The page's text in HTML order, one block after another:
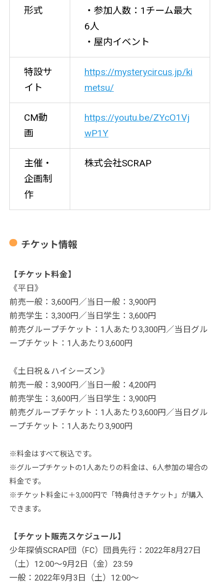
形式
・参加人数：1チーム最大
6人
・屋内イベント
特設サ
イト
https://mysterycircus.jp/ki
metsu/
CM動
画
https://youtu.be/ZYcO1Vj
wP1Y
主催・
企画制
作
株式会社SCRAP
チケット情報
【チケット料金】
《平日》
前売一般：3,600円／当日一般：3,900円
前売学生：3,300円／当日学生：3,600円
前売グループチケット：1人あたり3,300円／当日グル
ープチケット：1人あたり3,600円
《土日祝＆ハイシーズン》
前売一般：3,900円／当日一般：4,200円
前売学生：3,600円／当日学生：3,900円
前売グループチケット：1人あたり3,600円／当日グル
ープチケット：1人あたり3,900円
※料金はすべて税込です。
※グループチケットの1人あたりの料金は、6人参加の場合の
料金です。
※チケット料金に＋3,000円で「特典付きチケット」が購入
できます。
【チケット販売スケジュール】
少年探偵SCRAP団（FC）団員先行：2022年8月27日
（土）12:00～9月2日（金）23:59
一般：2022年9月3日（土）12:00～